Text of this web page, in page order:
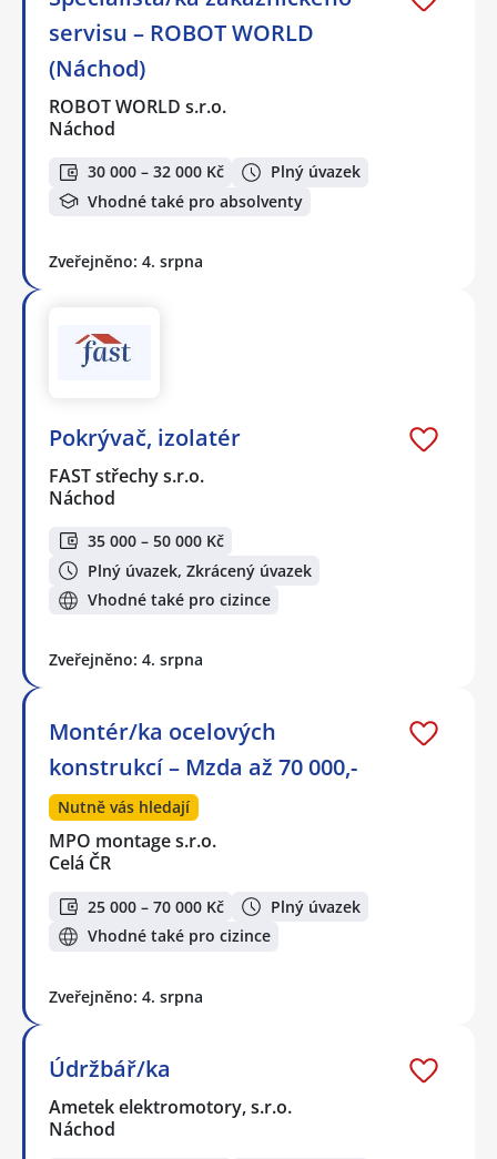
servisu – ROBOT WORLD
(Náchod)
ROBOT WORLD s.r.o.
Náchod
30 000 – 32 000 Kč
Plný úvazek
Vhodné také pro absolventy
Zveřejněno: 4. srpna
Pokrývač, izolatér
FAST střechy s.r.o.
Náchod
35 000 – 50 000 Kč
Plný úvazek, Zkrácený úvazek
Vhodné také pro cizince
Zveřejněno: 4. srpna
Montér/ka ocelových
konstrukcí – Mzda až 70 000,-
Nutně vás hledají
MPO montage s.r.o.
Celá ČR
25 000 – 70 000 Kč
Plný úvazek
Vhodné také pro cizince
Zveřejněno: 4. srpna
Údržbář/ka
Ametek elektromotory, s.r.o.
Náchod